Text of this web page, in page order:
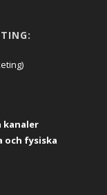
kanaler
och fysiska